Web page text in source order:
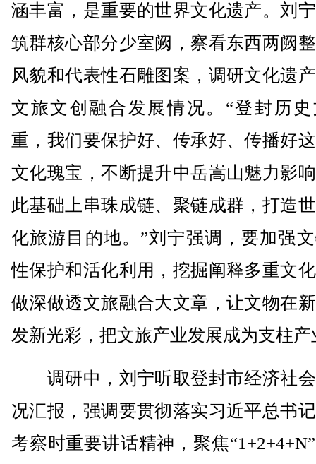
涵丰富，是重要的世界文化遗产。刘
筑群核心部分少室阙，察看东西两阙
风貌和代表性石雕图案，调研文化遗
文旅文创融合发展情况。“登封历
重，我们要保护好、传承好、传播好
文化瑰宝，不断提升中岳嵩山魅力影
此基础上串珠成链、聚链成群，打造
化旅游目的地。”刘宁强调，要加强
性保护和活化利用，挖掘阐释多重文
做深做透文旅融合大文章，让文物在
发新光彩，把文旅产业发展成为支柱产
调研中，刘宁听取登封市经济社
况汇报，强调要贯彻落实习近平总书
考察时重要讲话精神，聚焦